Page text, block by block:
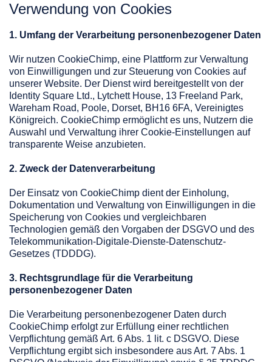
Verwendung von Cookies
1. Umfang der Verarbeitung personenbezogener Daten
Wir nutzen CookieChimp, eine Plattform zur Verwaltung
von Einwilligungen und zur Steuerung von Cookies auf
unserer Website. Der Dienst wird bereitgestellt von der
Identity Square Ltd., Lytchett House, 13 Freeland Park,
Wareham Road, Poole, Dorset, BH16 6FA, Vereinigtes
Königreich. CookieChimp ermöglicht es uns, Nutzern die
Auswahl und Verwaltung ihrer Cookie-Einstellungen auf
transparente Weise anzubieten.
2. Zweck der Datenverarbeitung
Der Einsatz von CookieChimp dient der Einholung,
Dokumentation und Verwaltung von Einwilligungen in die
Speicherung von Cookies und vergleichbaren
Technologien gemäß den Vorgaben der DSGVO und des
Telekommunikation-Digitale-Dienste-Datenschutz-
Gesetzes (TDDDG).
3. Rechtsgrundlage für die Verarbeitung
personenbezogener Daten
Die Verarbeitung personenbezogener Daten durch
CookieChimp erfolgt zur Erfüllung einer rechtlichen
Verpflichtung gemäß Art. 6 Abs. 1 lit. c DSGVO. Diese
Verpflichtung ergibt sich insbesondere aus Art. 7 Abs. 1